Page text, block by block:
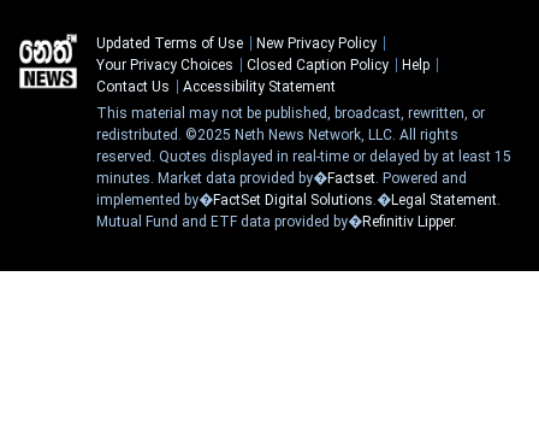
Updated Terms of Use
New Privacy Policy
Your Privacy Choices
Closed Caption Policy
Help
Contact Us
Accessibility Statement
This material may not be published, broadcast, rewritten, or
redistributed. ©2025 Neth News Network, LLC. All rights
reserved. Quotes displayed in real-time or delayed by at least 15
minutes. Market data provided by�Factset. Powered and
implemented by�FactSet Digital Solutions.�Legal Statement.
Mutual Fund and ETF data provided by�Refinitiv Lipper.